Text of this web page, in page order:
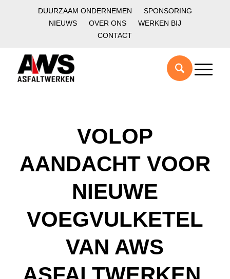
DUURZAAM ONDERNEMEN
SPONSORING
NIEUWS
OVER ONS
WERKEN BIJ
CONTACT
VOLOP
AANDACHT VOOR
NIEUWE
VOEGVULKETEL
VAN AWS